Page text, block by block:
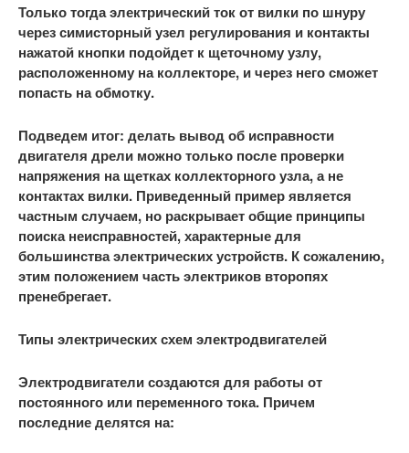
Только тогда электрический ток от вилки по шнуру
через симисторный узел регулирования и контакты
нажатой кнопки подойдет к щеточному узлу,
расположенному на коллекторе, и через него сможет
попасть на обмотку.
Подведем итог: делать вывод об исправности
двигателя дрели можно только после проверки
напряжения на щетках коллекторного узла, а не
контактах вилки. Приведенный пример является
частным случаем, но раскрывает общие принципы
поиска неисправностей, характерные для
большинства электрических устройств. К сожалению,
этим положением часть электриков второпях
пренебрегает.
Типы электрических схем электродвигателей
Электродвигатели создаются для работы от
постоянного или переменного тока. Причем
последние делятся на: